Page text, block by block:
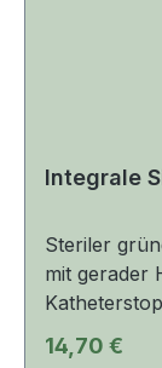
Integrale
Steriler
mit gerader
Katheter ist
eine
Regulärer
14,70 €